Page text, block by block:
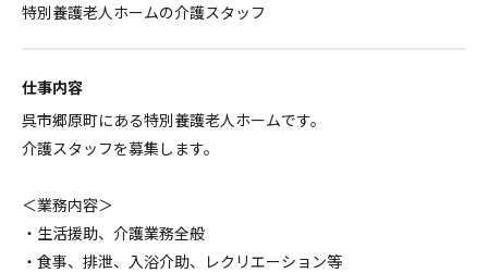
特別養護老人ホームの介護スタッフ
仕事内容
呉市郷原町にある特別養護老人ホームです。
介護スタッフを募集します。
＜業務内容＞
・生活援助、介護業務全般
・食事、排泄、入浴介助、レクリエーション等